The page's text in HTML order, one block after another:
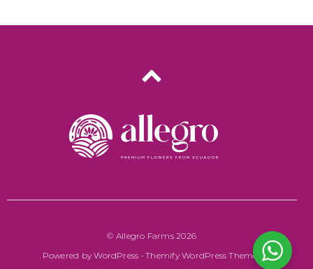
© Allegro Farms2026
Powered byWordPress •Themify WordPress Themes